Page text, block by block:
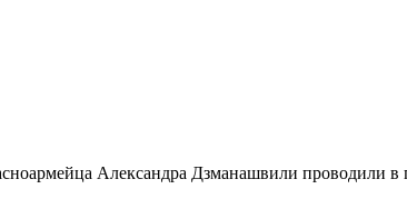
Александра Дзманашвили проводили в